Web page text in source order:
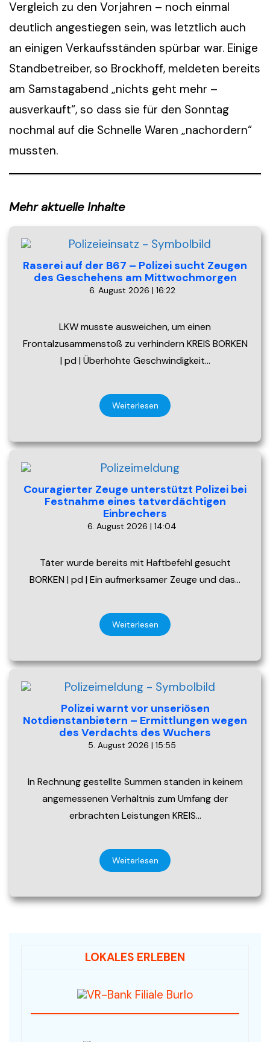
Vergleich zu den Vorjahren – noch einmal
deutlich angestiegen sein, was letztlich auch
an einigen Verkaufsständen spürbar war. Einige
Standbetreiber, so Brockhoff, meldeten bereits
am Samstagabend „nichts geht mehr –
ausverkauft“, so dass sie für den Sonntag
nochmal auf die Schnelle Waren „nachordern“
mussten.
Mehr aktuelle Inhalte
Raserei auf der B67 – Polizei sucht Zeugen
des Geschehens am Mittwochmorgen
6. August 2026 | 16:22
LKW musste ausweichen, um einen
Frontalzusammenstoß zu verhindern KREIS BORKEN
| pd | Überhöhte Geschwindigkeit…
Weiterlesen
Couragierter Zeuge unterstützt Polizei bei
Festnahme eines tatverdächtigen
Einbrechers
6. August 2026 | 14:04
Täter wurde bereits mit Haftbefehl gesucht
BORKEN | pd | Ein aufmerksamer Zeuge und das…
Weiterlesen
Polizei warnt vor unseriösen
Notdienstanbietern – Ermittlungen wegen
des Verdachts des Wuchers
5. August 2026 | 15:55
In Rechnung gestellte Summen standen in keinem
angemessenen Verhältnis zum Umfang der
erbrachten Leistungen KREIS…
Weiterlesen
LOKALES ERLEBEN